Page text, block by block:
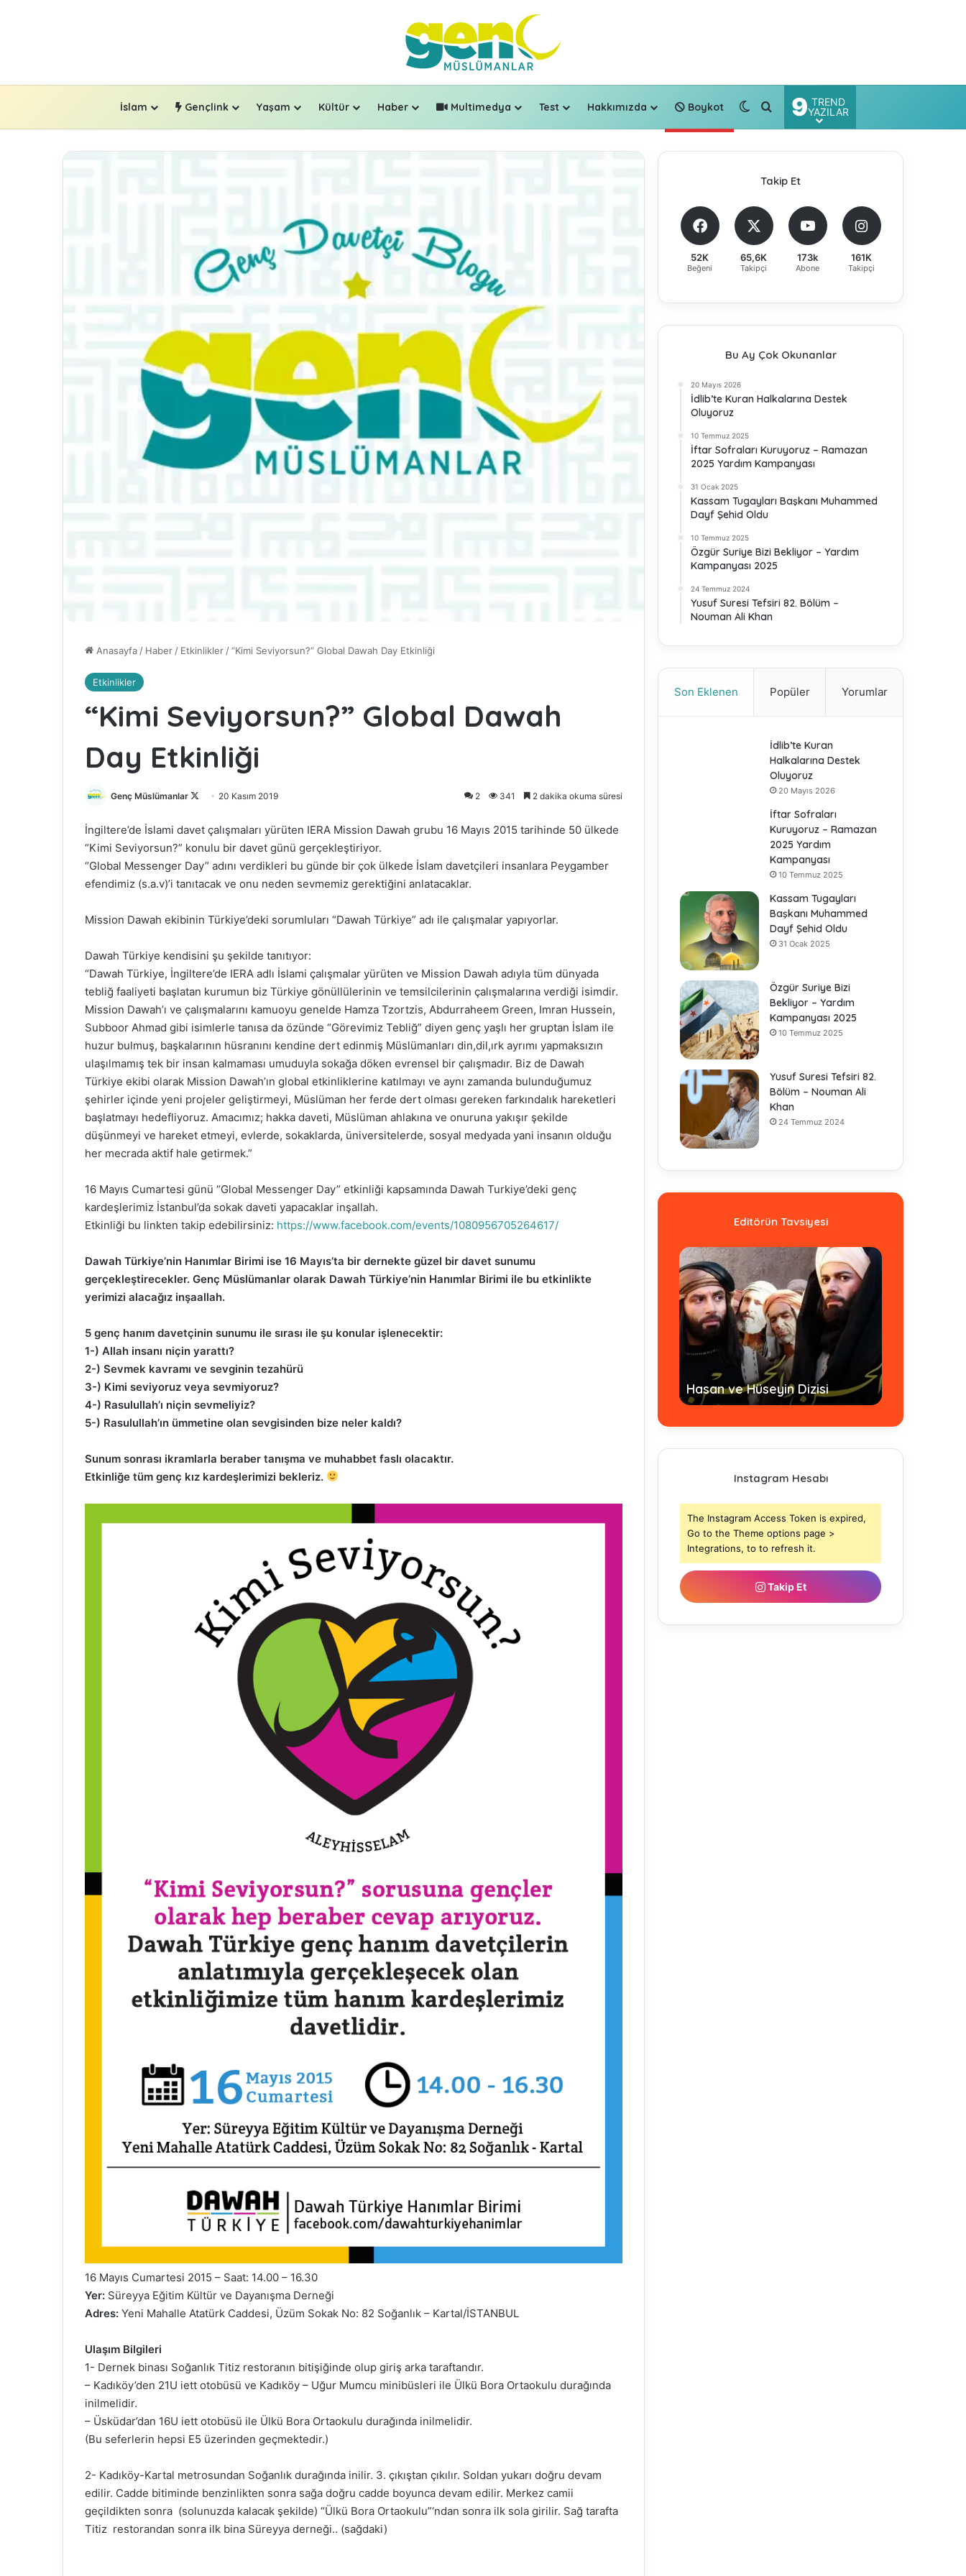
İslam Gençlink Yaşam Kültür Haber Multimedya Test Hakkımızda Boykot Dış görünümü değiştir
Arama yap ...
9 TREND
YAZILAR
Anasayfa/ Haber/ Etkinlikler/“Kimi Seviyorsun?” Global Dawah Day Etkinliği
Etkinlikler
“Kimi Seviyorsun?” Global Dawah
Day Etkinliği
Genç Müslümanlar
l
l
o
w
n
20 Kasım 2019 2 341 2 dakika okuma süresi
İngiltere’de İslami davet çalışmaları yürüten IERA Mission Dawah grubu 16 Mayıs 2015 tarihinde 50 ülkede
“Kimi Seviyorsun?” konulu bir davet günü gerçekleştiriyor.
“Global Messenger Day” adını verdikleri bu günde bir çok ülkede İslam davetçileri insanlara Peygamber
efendimiz (s.a.v)’i tanıtacak ve onu neden sevmemiz gerektiğini anlatacaklar.
Mission Dawah ekibinin Türkiye’deki sorumluları “Dawah Türkiye” adı ile çalışmalar yapıyorlar.
Dawah Türkiye kendisini şu şekilde tanıtıyor:
“Dawah Türkiye, İngiltere’de IERA adlı İslami çalışmalar yürüten ve Mission Dawah adıyla tüm dünyada
tebliğ faaliyeti başlatan kurumun biz Türkiye gönüllülerinin ve temsilcilerinin çalışmalarına verdiği isimdir.
Mission Dawah’ı ve çalışmalarını kamuoyu genelde Hamza Tzortzis, Abdurraheem Green, Imran Hussein,
Subboor Ahmad gibi isimlerle tanısa da özünde “Görevimiz Tebliğ” diyen genç yaşlı her gruptan İslam ile
huzur bulmuş, başkalarının hüsranını kendine dert edinmiş Müslümanları din,dil,ırk ayrımı yapmaksızın
ulaşılmamış tek bir insan kalmaması umuduyla sokağa döken evrensel bir çalışmadır. Biz de Dawah
Türkiye ekibi olarak Mission Dawah’ın global etkinliklerine katılmayı ve aynı zamanda bulunduğumuz
şehirler içinde yeni projeler geliştirmeyi, Müslüman her ferde dert olması gereken farkındalık hareketleri
başlatmayı hedefliyoruz. Amacımız; hakka daveti, Müslüman ahlakına ve onuruna yakışır şekilde
düşünmeyi ve hareket etmeyi, evlerde, sokaklarda, üniversitelerde, sosyal medyada yani insanın olduğu
her mecrada aktif hale getirmek.”
16 Mayıs Cumartesi günü “Global Messenger Day” etkinliği kapsamında Dawah Turkiye’deki genç
kardeşlerimiz İstanbul’da sokak daveti yapacaklar inşallah.
Etkinliği bu linkten takip edebilirsiniz: https://www.facebook.com/events/1080956705264617/
Dawah Türkiye’nin Hanımlar Birimi ise 16 Mayıs’ta bir dernekte güzel bir davet sunumu
gerçekleştirecekler. Genç Müslümanlar olarak Dawah Türkiye’nin Hanımlar Birimi ile bu etkinlikte
yerimizi alacağız inşaallah.
5 genç hanım davetçinin sunumu ile sırası ile şu konular işlenecektir:
1-) Allah insanı niçin yarattı?
2-) Sevmek kavramı ve sevginin tezahürü
3-) Kimi seviyoruz veya sevmiyoruz?
4-) Rasulullah’ı niçin sevmeliyiz?
5-) Rasulullah’ın ümmetine olan sevgisinden bize neler kaldı?
Sunum sonrası ikramlarla beraber tanışma ve muhabbet faslı olacaktır.
Etkinliğe tüm genç kız kardeşlerimizi bekleriz.
16 Mayıs Cumartesi 2015 – Saat: 14.00 – 16.30
Yer: Süreyya Eğitim Kültür ve Dayanışma Derneği
Adres: Yeni Mahalle Atatürk Caddesi, Üzüm Sokak No: 82 Soğanlık – Kartal/İSTANBUL
Ulaşım Bilgileri
1- Dernek binası Soğanlık Titiz restoranın bitişiğinde olup giriş arka taraftandır.
– Kadıköy’den 21U iett otobüsü ve Kadıköy – Uğur Mumcu minibüsleri ile Ülkü Bora Ortaokulu durağında
inilmelidir.
– Üsküdar’dan 16U iett otobüsü ile Ülkü Bora Ortaokulu durağında inilmelidir.
(Bu seferlerin hepsi E5 üzerinden geçmektedir.)
2- Kadıköy-Kartal metrosundan Soğanlık durağında inilir. 3. çıkıştan çıkılır. Soldan yukarı doğru devam
edilir. Cadde bitiminde benzinlikten sonra sağa doğru cadde boyunca devam edilir. Merkez camii
geçildikten sonra (solunuzda kalacak şekilde) “Ülkü Bora Ortaokulu”‘ndan sonra ilk sola girilir. Sağ tarafta
Titiz restorandan sonra ilk bina Süreyya derneği.. (sağdaki)
Takip Et
52K
Beğeni
65,6K
Takipçi
173k
Abone
161K
Takipçi
Bu Ay Çok Okunanlar
20 Mayıs 2026
İdlib’te Kuran Halkalarına Destek
Oluyoruz
10 Temmuz 2025
İftar Sofraları Kuruyoruz – Ramazan
2025 Yardım Kampanyası
31 Ocak 2025
Kassam Tugayları Başkanı Muhammed
Dayf Şehid Oldu
10 Temmuz 2025
Özgür Suriye Bizi Bekliyor – Yardım
Kampanyası 2025
24 Temmuz 2024
Yusuf Suresi Tefsiri 82. Bölüm –
Nouman Ali Khan
Son Eklenen Popüler Yorumlar
İdlib’te Kuran
Halkalarına Destek
Oluyoruz
20 Mayıs 2026
İftar Sofraları
Kuruyoruz – Ramazan
2025 Yardım
Kampanyası
10 Temmuz 2025
Kassam Tugayları
Başkanı Muhammed
Dayf Şehid Oldu
31 Ocak 2025
Özgür Suriye Bizi
Bekliyor – Yardım
Kampanyası 2025
10 Temmuz 2025
Yusuf Suresi Tefsiri 82.
Bölüm – Nouman Ali
Khan
24 Temmuz 2024
Editörün Tavsiyesi
Fasih Arapça ile Rap’i
buluşturan genç yetenek:
Abdou Salam
Hasan ve Hüseyin Dizisi
Hz. Ömer Dizisi Türkçe
- Tamamı
Instagram Hesabı
The Instagram Access Token is expired,
Go to the Theme options page >
Integrations, to to refresh it.
Takip Et